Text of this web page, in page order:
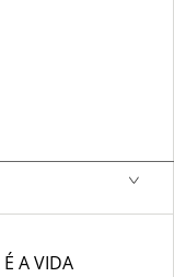
É A VIDA